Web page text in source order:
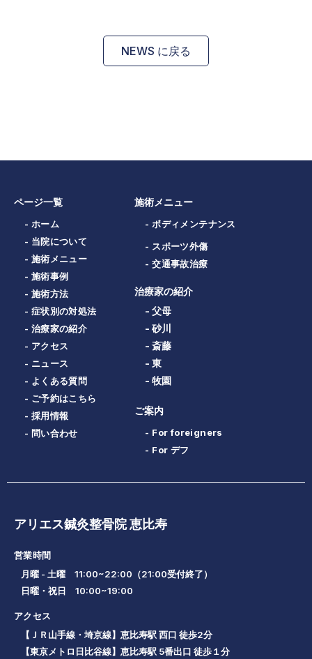
NEWS に戻る
ページ一覧
- ホーム
- 当院について
- 施術メニュー
- 施術事例
- 施術方法
- 症状別の対処法
- 治療家の紹介
- アクセス
- ニュース
- よくある質問
- ご予約はこちら
- 採用情報
- 問い合わせ
施術メニュー
- ボディメンテナンス
- スポーツ外傷
- 交通事故治療
治療家の紹介
- 父母
- 砂川
- 斎藤
- 東
- 牧園
ご案内
- For foreigners
- For デフ
アリエス鍼灸整骨院 恵比寿
営業時間
月曜 - 土曜 11:00~22:00（21:00受付終了）
日曜・祝日 10:00~19:00
アクセス
【ＪＲ山手線・埼京線】恵比寿駅 西口 徒歩2分
【東京メトロ日比谷線】恵比寿駅 5番出口 徒歩１分